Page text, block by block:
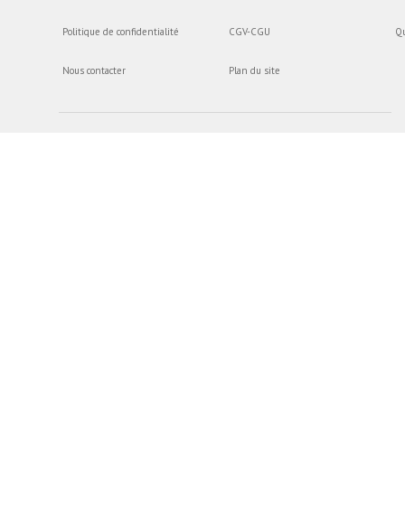
Politique de confidentialité
Nous contacter
CGV-CGU
Plan du site